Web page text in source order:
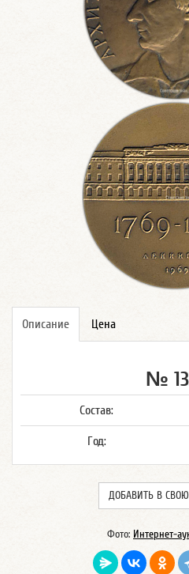
Описание Цена
№
Состав:
Год:
ДОБАВИТЬ В
Фото: Интернет-